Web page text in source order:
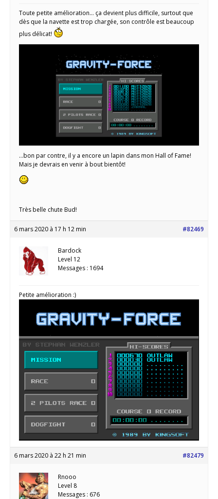
Toute petite amélioration… ça devient plus difficile, surtout que
dès que la navette est trop chargée, son contrôle est beaucoup
plus délicat!
…bon par contre, il y a encore un lapin dans mon Hall of Fame!
Mais je devrais en venir à bout bientôt!
Très belle chute Bud!
6 mars 2020 à 17 h 12 min #82469
Bardock
Level 12
Messages : 1694
Petite amélioration :)
6 mars 2020 à 22 h 21 min #82479
Rnooo
Level 8
Messages : 676